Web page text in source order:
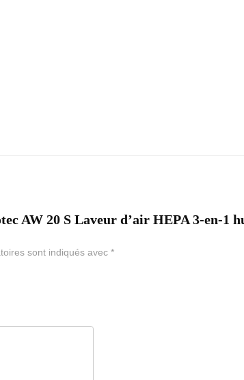
AW 20 S Laveur d’air HEPA 3-en-1
sont indiqués avec *